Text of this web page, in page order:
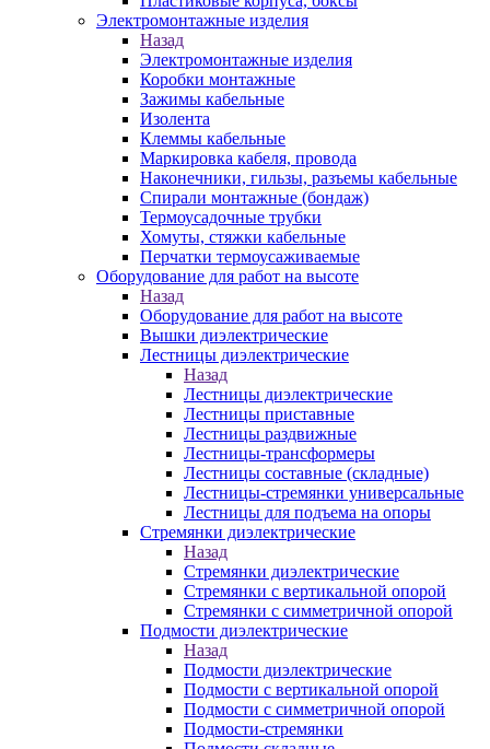
Электромонтажные изделия
Назад
Электромонтажные изделия
Коробки монтажные
Зажимы кабельные
Изолента
Клеммы кабельные
Маркировка кабеля, провода
Наконечники, гильзы, разъемы кабельные
Спирали монтажные (бондаж)
Термоусадочные трубки
Хомуты, стяжки кабельные
Перчатки термоусаживаемые
Оборудование для работ на высоте
Назад
Оборудование для работ на высоте
Вышки диэлектрические
Лестницы диэлектрические
Назад
Лестницы диэлектрические
Лестницы приставные
Лестницы раздвижные
Лестницы-трансформеры
Лестницы составные (складные)
Лестницы-стремянки универсальные
Лестницы для подъема на опоры
Стремянки диэлектрические
Назад
Стремянки диэлектрические
Стремянки с вертикальной опорой
Стремянки с симметричной опорой
Подмости диэлектрические
Назад
Подмости диэлектрические
Подмости с вертикальной опорой
Подмости с симметричной опорой
Подмости-стремянки